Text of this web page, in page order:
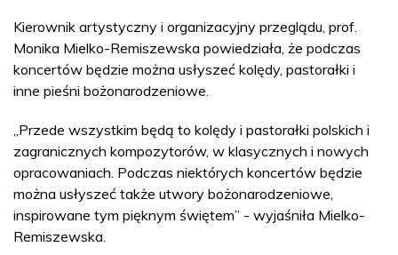
Kierownik artystyczny i organizacyjny przeglądu, prof.
Monika Mielko-Remiszewska powiedziała, że podczas
koncertów będzie można usłyszeć kolędy, pastorałki i
inne pieśni bożonarodzeniowe.
„Przede wszystkim będą to kolędy i pastorałki polskich i
zagranicznych kompozytorów, w klasycznych i nowych
opracowaniach. Podczas niektórych koncertów będzie
można usłyszeć także utwory bożonarodzeniowe,
inspirowane tym pięknym świętem” - wyjaśniła Mielko-
Remiszewska.